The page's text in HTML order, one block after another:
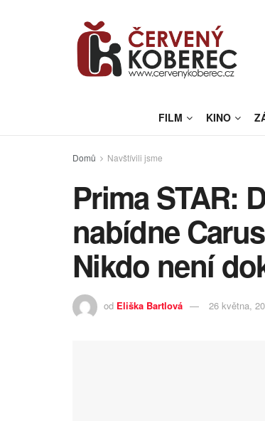
FILM KINO
Domů Navštívili jsme
Prima STAR:
nabídne
Nikdo není
od Eliška Bartlová 26 května,